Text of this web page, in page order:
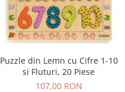
Puzzle din Lemn cu Cifre 1-10
si Fluturi, 20 Piese
107,00 RON